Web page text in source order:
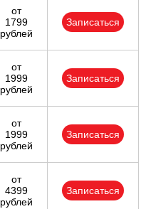
от
1799
рублей
Записаться
от
1999
рублей
Записаться
от
1999
рублей
Записаться
от
4399
рублей
Записаться